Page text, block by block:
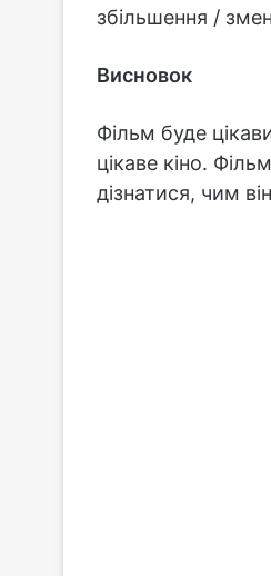
збільшення /
Висновок
Фільм буде
цікаве кіно.
дізнатися, чим